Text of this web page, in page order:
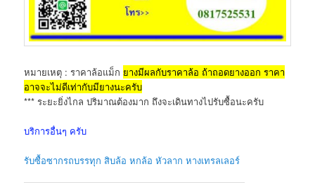
หมายเหตุ : ราคาล้อแม็ก ยางมีผลกับราคาล้อ ถ้าถอดยางออก ราคา
อาจจะไม่ดีเท่ากับมียางนะครับ
*** ระยะยิ่งไกล ปริมาณต้องมาก ถึงจะเดินทางไปรับซื้อนะครับ
บริการอื่นๆ ครับ
รับซื้อซากรถบรรทุก สิบล้อ หกล้อ หัวลาก หางเทรลเลอร์